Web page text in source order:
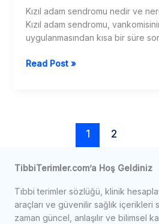
Ketamin
Türkiye’de
yasak
mı?
Kızıl adam sendromu nedir ve
Kızıl adam sendromu,
uygulanmasından kısa bir süre
Kızıl
Read Post »
1 2
TibbiTerimler.com’a Hoş Geldiniz
Tıbbi terimler sözlüğü, klinik
araçları ve güvenilir sağlık içerikleri
zaman güncel, anlaşılır ve bilimsel